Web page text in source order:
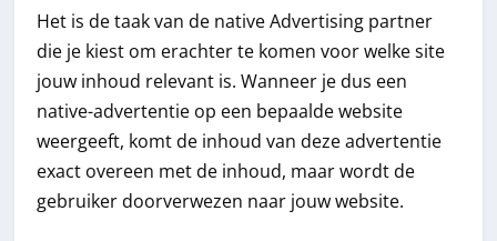
Het is de taak van de native Advertising partner
die je kiest om erachter te komen voor welke site
jouw inhoud relevant is. Wanneer je dus een
native-advertentie op een bepaalde website
weergeeft, komt de inhoud van deze advertentie
exact overeen met de inhoud, maar wordt de
gebruiker doorverwezen naar jouw website.